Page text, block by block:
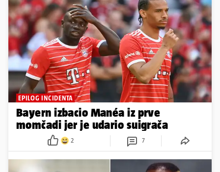
EPILOG INCIDENTA
Bayern izbacio Manéa iz prve
momčadi jer je udario suigrača
2 7